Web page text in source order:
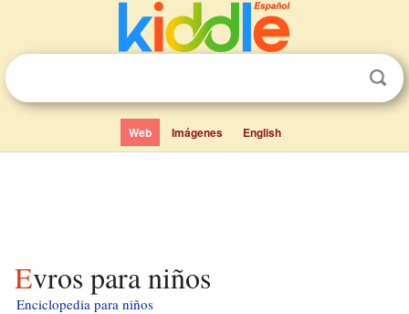
Web Imágenes English
Evros para niños
Enciclopedia para niños